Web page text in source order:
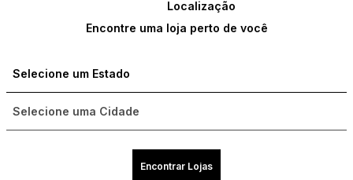
Encontre uma loja perto de você
Encontrar Lojas